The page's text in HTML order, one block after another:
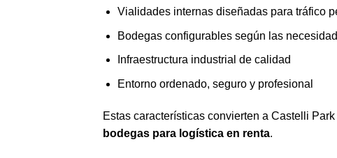
Vialidades internas diseñadas para tráfico
Bodegas configurables según las
Infraestructura industrial de calidad
Entorno ordenado, seguro y profesional
Estas características convierten a Castelli
bodegas para logística en renta.